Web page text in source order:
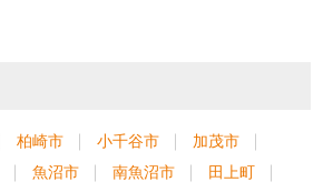
柏崎市 小千谷市
加茂市
魚沼市 南魚沼市
田上町